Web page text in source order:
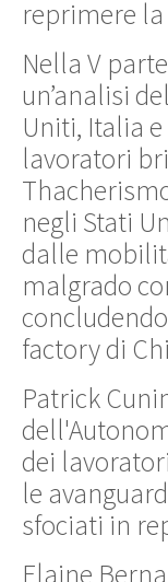
reprimere
Nella V
un’analisi
Uniti, Italia
lavoratori
negli Stati
dalle
malgrado
factory di
Patrick
dei
le
sfociati in
Elaine